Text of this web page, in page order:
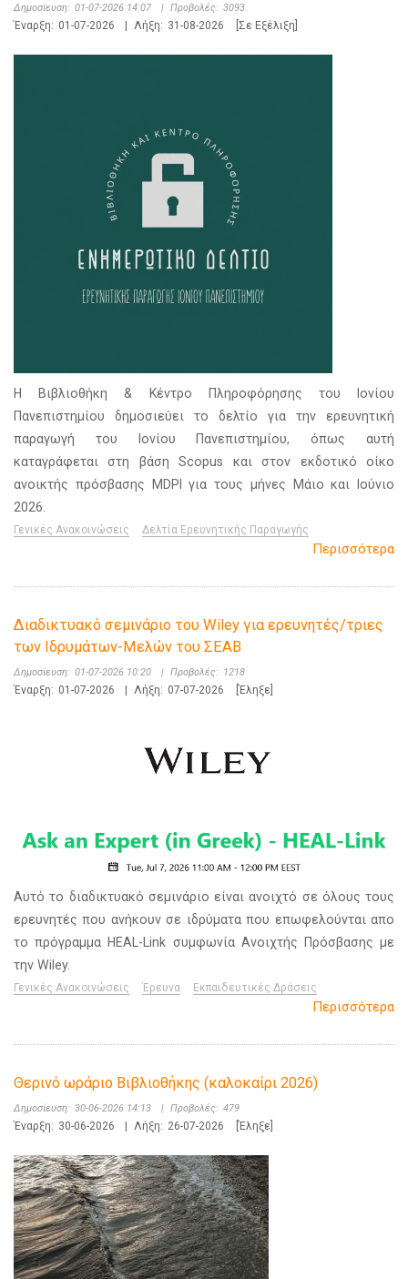
Δημοσίευση: 01-07-2026 14:07 | Προβολές: 3093
Έναρξη: 01-07-2026 Λήξη: 31-08-2026 [Σε Εξέλιξη]
Η Βιβλιοθήκη & Κέντρο Πληροφόρησης του Ιονίου
Πανεπιστημίου δημοσιεύει το δελτίο για την ερευνητική
παραγωγή του Ιονίου Πανεπιστημίου, όπως αυτή
καταγράφεται στη βάση Scopus και στον εκδοτικό οίκο
ανοικτής πρόσβασης MDPI για τους μήνες Μάιο και Ιούνιο
2026.
Γενικές Ανακοινώσεις Δελτία Ερευνητικής Παραγωγής
Περισσότερα
Διαδικτυακό σεμινάριο του Wiley για ερευνητές/τριες
των Ιδρυμάτων-Μελών του ΣΕΑΒ
Δημοσίευση: 01-07-2026 10:20 | Προβολές: 1218
Έναρξη: 01-07-2026 Λήξη: 07-07-2026 [Έληξε]
Αυτό το διαδικτυακό σεμινάριο είναι ανοιχτό σε όλους τους
ερευνητές που ανήκουν σε ιδρύματα που επωφελούνται απο
το πρόγραμμα HEAL-Link συμφωνία Ανοιχτής Πρόσβασης με
την Wiley.
Γενικές Ανακοινώσεις Έρευνα Εκπαιδευτικές Δράσεις
Περισσότερα
Θερινό ωράριο Βιβλιοθήκης (καλοκαίρι 2026)
Δημοσίευση: 30-06-2026 14:13 | Προβολές: 479
Έναρξη: 30-06-2026 Λήξη: 26-07-2026 [Έληξε]